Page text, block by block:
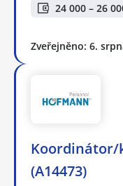
24 000 – 26
Zveřejněno: 6.
Koordinátor/
(A14473)